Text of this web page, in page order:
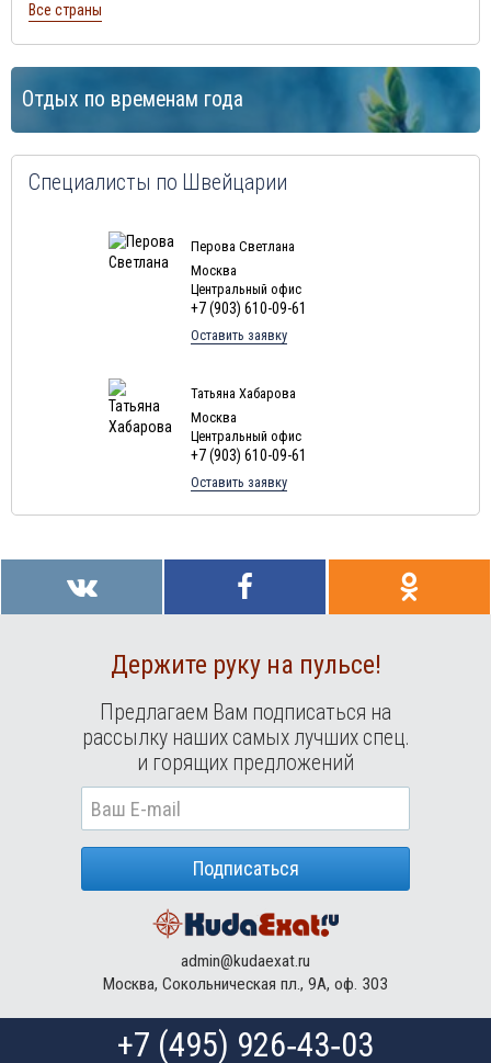
Все страны
Отдых по временам года
Специалисты по Швейцарии
Перова Светлана
Москва
Центральный офис
+7 (903) 610-09-61
Оставить заявку
Татьяна Хабарова
Москва
Центральный офис
+7 (903) 610-09-61
Оставить заявку
Держите руку на пульсе!
Предлагаем Вам подписаться на
рассылку наших самых лучших спец.
и горящих предложений
Подписаться
admin@kudaexat.ru
Москва, Сокольническая пл., 9А, оф. 303
+7 (495) 926‑43‑03